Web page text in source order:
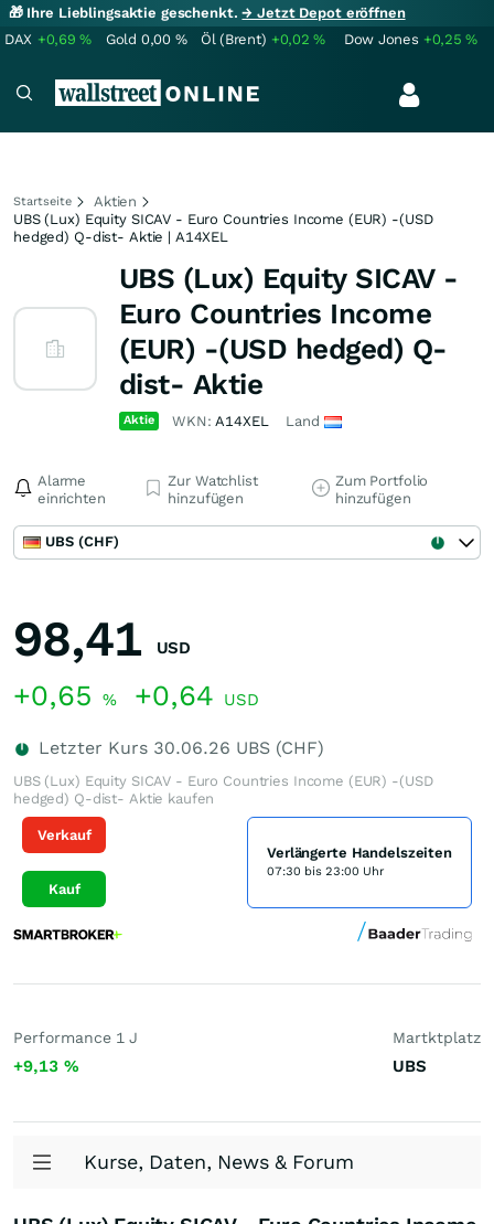
🎁 Ihre Lieblingsaktie geschenkt.→ Jetzt Depot eröffnen
DAX +0,69% Gold 0,00 % Öl (Brent) +0,02% Dow Jones +0,25%
Startseite
Aktien
UBS (Lux) Equity SICAV - Euro Countries Income (EUR) -(USD
hedged) Q-dist- Aktie | A14XEL
UBS (Lux) Equity SICAV -
Euro Countries Income
(EUR) -(USD hedged) Q-
dist- Aktie
Aktie WKN:A14XEL Land
Alarme
einrichten
Zur Watchlist
hinzufügen
Zum Portfolio
hinzufügen
UBS (CHF)
98,41 USD
+0,65 % +0,64 USD
Letzter Kurs 30.06.26 UBS (CHF)
UBS (Lux) Equity SICAV - Euro Countries Income (EUR) -(USD
hedged) Q-dist- Aktie kaufen
Verkauf
Kauf
Verlängerte Handelszeiten
07:30 bis 23:00 Uhr
Performance 1 J
+9,13 %
Martktplatz
UBS
Kurse, Daten, News & Forum